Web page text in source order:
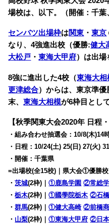
場校は、以下。（開催：千葉
センバツ出場枠は関東 ・東京
なり、4強進出校（優勝:健大
大松戸 ・東海大甲府）は出場
8強に進出した4校（東海大相
更津総合）からは、東京準優
末、東海大相模が6枠目とし
【秋季関東大会2020年 日程
・組み合わせ抽選会：10/8(木)14
・日程：10/24(土) 25(日) 27(火)
・開催：千葉県
=出場校(全15校)｜県大会①優勝
・茨城(2枠)｜①鹿島学園 ②常総
・栃木(2枠)｜①國學院栃木 ②石橋
・群馬(2枠)｜①健大高崎 ②前橋
・ 山梨(2枠)｜①東海大甲府 ②日